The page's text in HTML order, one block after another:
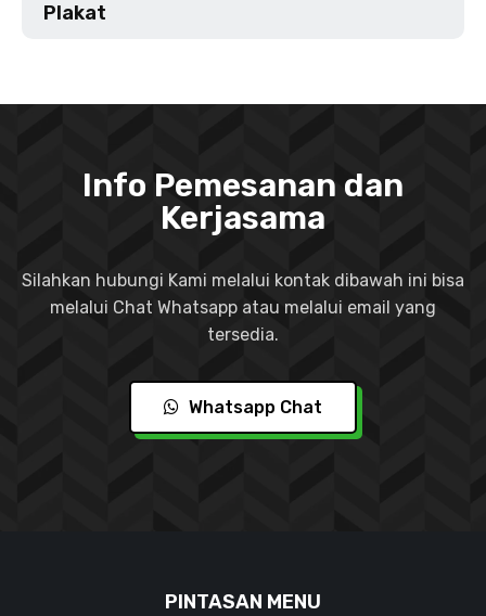
Plakat
Info Pemesanan dan
Kerjasama
Silahkan hubungi Kami melalui kontak dibawah ini bisa
melalui Chat Whatsapp atau melalui email yang
tersedia.
Whatsapp Chat
PINTASAN MENU